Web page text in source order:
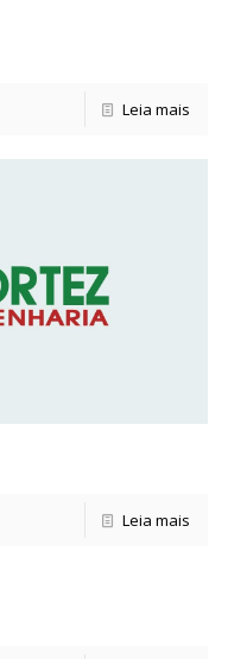
Leia mais
Leia mais